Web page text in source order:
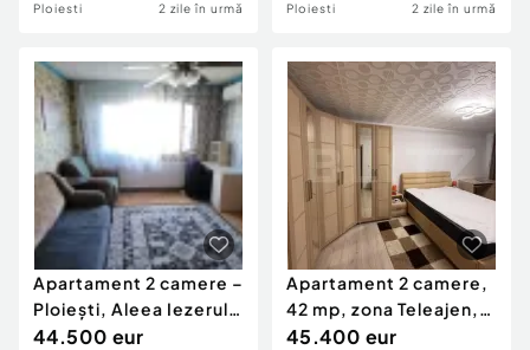
Ploiesti 2 zile în urmă Ploiesti 2 zile în urmă
Apartament 2 camere –
Ploiești, Aleea Iezerului
- pret negociabil
44.500 eur
Apartament 2 camere,
42 mp, zona Teleajen,
an 1983
45.400 eur